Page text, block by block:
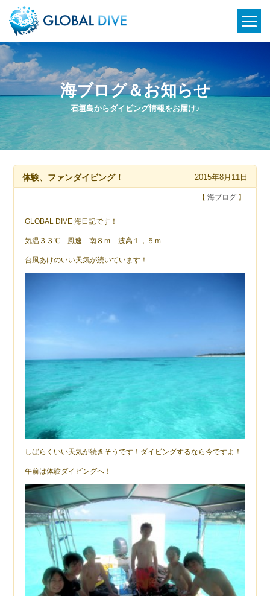
石垣島からダイビング情報をお届け♪
海ブログ＆お知らせ
体験、ファンダイビング！ 2015年8月11日
【 海ブログ】
GLOBAL DIVE 海日記です！
気温３３℃ 風速 南８ｍ 波高１，５ｍ
台風あけのいい天気が続いています！
しばらくいい天気が続きそうです！ダイビングするなら今ですよ！
午前は体験ダイビングへ！